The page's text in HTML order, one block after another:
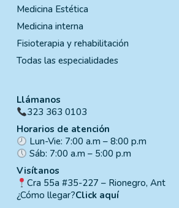
Medicina Estética
Medicina interna
Fisioterapia y rehabilitación
Todas las especialidades
Llámanos
323 363 0103
Horarios de atención
Lun-Vie: 7:00 a.m – 8:00 p.m
Sáb: 7:00 a.m – 5:00 p.m
Visítanos
Cra 55a #35-227 – Rionegro, Ant
¿Cómo llegar?Click aquí